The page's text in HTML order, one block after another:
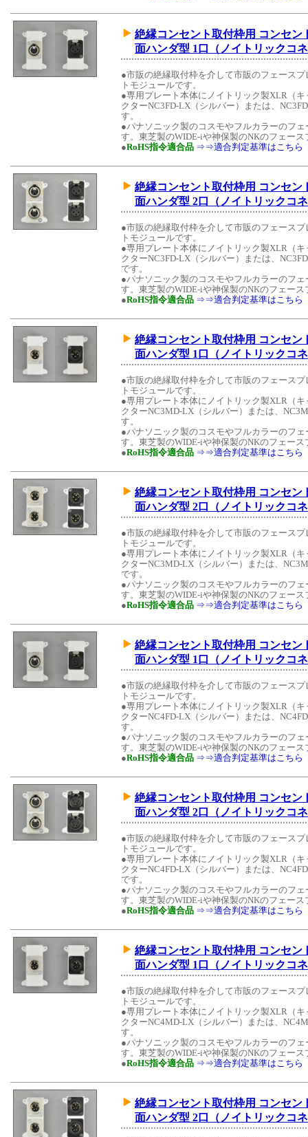
絶縁コンセント取付枠用 コンセ
面ハンダ型 1口（ノイトリックコ
●市販の絶縁取付枠を介して市販のフェース
トモジュールです。
●専用プレート本体にノイトリック製XLR（
クターNC3FD-LX（シルバー）または、
す。
●パナソニック製のコスモやフルカラーのフ
す。東芝製のWIDE-iや神保製のNKのフェー
●RoHS指令適合品 ⇒⇒適合判定基準はこちら
絶縁コンセント取付枠用 コンセ
面ハンダ型 2口（ノイトリックコ
●市販の絶縁取付枠を介して市販のフェース
トモジュールです。
●専用プレート本体にノイトリック製XLR（
クターNC3FD-LX（シルバー）または、
です。
●パナソニック製のコスモやフルカラーのフ
す。東芝製のWIDE-iや神保製のNKのフェー
●RoHS指令適合品 ⇒⇒適合判定基準はこちら
絶縁コンセント取付枠用 コンセ
面ハンダ型 1口（ノイトリックコ
●市販の絶縁取付枠を介して市販のフェース
トモジュールです。
●専用プレート本体にノイトリック製XLR（
クターNC3MD-LX（シルバー）または、
す。
●パナソニック製のコスモやフルカラーのフ
す。東芝製のWIDE-iや神保製のNKのフェー
●RoHS指令適合品 ⇒⇒適合判定基準はこちら
絶縁コンセント取付枠用 コンセ
面ハンダ型 2口（ノイトリックコ
●市販の絶縁取付枠を介して市販のフェース
トモジュールです。
●専用プレート本体にノイトリック製XLR（
クターNC3MD-LX（シルバー）または、
です。
●パナソニック製のコスモやフルカラーのフ
す。東芝製のWIDE-iや神保製のNKのフェー
●RoHS指令適合品 ⇒⇒適合判定基準はこちら
絶縁コンセント取付枠用 コンセ
面ハンダ型 1口（ノイトリックコ
●市販の絶縁取付枠を介して市販のフェース
トモジュールです。
●専用プレート本体にノイトリック製XLR（
クターNC4FD-LX（シルバー）または、
す。
●パナソニック製のコスモやフルカラーのフ
す。東芝製のWIDE-iや神保製のNKのフェー
●RoHS指令適合品 ⇒⇒適合判定基準はこちら
絶縁コンセント取付枠用 コンセ
面ハンダ型 2口（ノイトリックコ
●市販の絶縁取付枠を介して市販のフェース
トモジュールです。
●専用プレート本体にノイトリック製XLR（
クターNC4FD-LX（シルバー）または、
です。
●パナソニック製のコスモやフルカラーのフ
す。東芝製のWIDE-iや神保製のNKのフェー
●RoHS指令適合品 ⇒⇒適合判定基準はこちら
絶縁コンセント取付枠用 コンセ
面ハンダ型 1口（ノイトリックコ
●市販の絶縁取付枠を介して市販のフェース
トモジュールです。
●専用プレート本体にノイトリック製XLR（
クターNC4MD-LX（シルバー）または、
す。
●パナソニック製のコスモやフルカラーのフ
す。東芝製のWIDE-iや神保製のNKのフェー
●RoHS指令適合品 ⇒⇒適合判定基準はこちら
絶縁コンセント取付枠用 コンセ
面ハンダ型 2口（ノイトリックコ